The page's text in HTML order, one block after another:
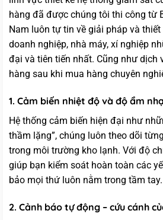
hàng đã được chúng tôi thi công từ
Nam luôn tự tin về giải pháp và
doanh nghiệp, nhà máy, xí nghiệp
đại và tiên tiến nhất. Cũng như dịch
hàng sau khi mua hàng chuyên
1. Cảm biến nhiệt độ và độ ẩm
Hệ thống cảm biến hiện đại như
thầm lặng”, chúng luôn theo dõi
trong môi trường kho lạnh. Với độ
giúp bạn kiểm soát hoàn toàn các
bảo mọi thứ luôn nằm trong tầm tay.
2. Cảnh báo tự động – cứu cánh